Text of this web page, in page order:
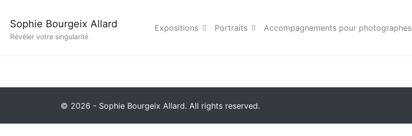
Sophie Bourgeix Allard
Révéler votre singularité
Expositions Portraits Accompagnements pour photographes
20150707->26 Corps Accords Web v.2
© 2026 - Sophie Bourgeix Allard. All rights reserved.